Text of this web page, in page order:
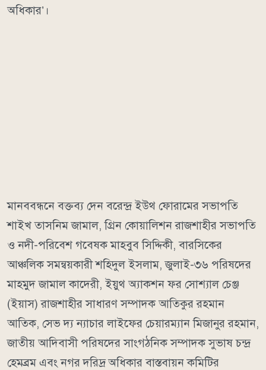
অধিকার’।
মানববন্ধনে বক্তব্য দেন বরেন্দ্র ইউথ ফোরামের সভাপতি
শাইখ তাসনিম জামাল, গ্রিন কোয়ালিশন রাজশাহীর সভাপতি
ও নদী-পরিবেশ গবেষক মাহবুব সিদ্দিকী, বারসিকের
আঞ্চলিক সমন্বয়কারী শহিদুল ইসলাম, জুলাই-৩৬ পরিষদের
মাহমুদ জামাল কাদেরী, ইয়ুথ অ্যাকশন ফর সোশ্যাল চেঞ্জ
(ইয়াস) রাজশাহীর সাধারণ সম্পাদক আতিকুর রহমান
আতিক, সেভ দ্য ন্যাচার লাইফের চেয়ারম্যান মিজানুর রহমান,
জাতীয় আদিবাসী পরিষদের সাংগঠনিক সম্পাদক সুভাষ চন্দ্র
হেমব্রম এবং নগর দরিদ্র অধিকার বাস্তবায়ন কমিটির